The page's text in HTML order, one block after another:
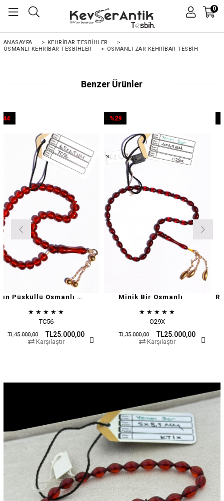
0
ANASAYFA > KEHRIBAR TESBIHLER
>
OSMANLI KEHRİBAR TESBİHLER
> OSMANLI ZAR KEHRIBAR TESBIH
Benzer Ürünler
Altın Püsküllü Osmanlı Zar
TL25.000,00
Minik Bir Osmanlı
TL25.000,00
TL35.000,00
%29İndirim
TL45.000,00
%44İndirim